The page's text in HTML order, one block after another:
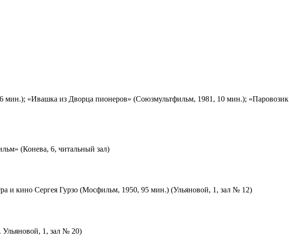
«Ивашка из Дворца пионеров» (Союзмультфильм, 1981, 10 мин.);
(Конева, 6, читальный зал)
и кино Сергея Гурзо (Мосфильм, 1950, 95 мин.) (Ульяновой, 1, зал № 12)
1, зал № 20)